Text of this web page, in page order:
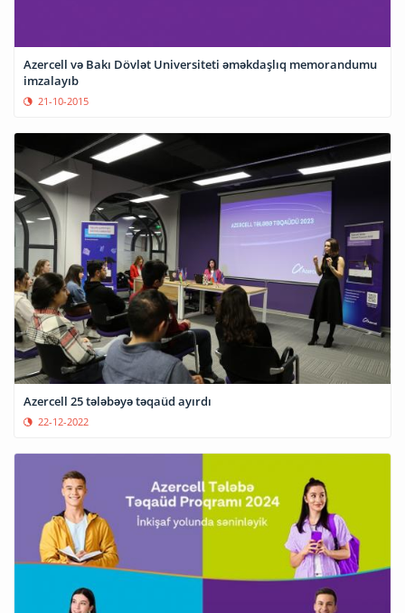
Azercell və Bakı Dövlət Universiteti əməkdaşlıq memorandumu
imzalayıb
21-10-2015
Azercell 25 tələbəyə təqaüd ayırdı
22-12-2022